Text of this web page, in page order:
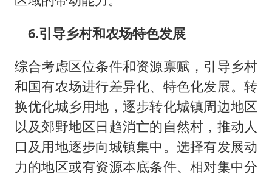
6.引导乡村和农场特色发展
综合考虑区位条件和资源禀赋，引导乡村
和国有农场进行差异化、特色化发展。转
换优化城乡用地，逐步转化城镇周边地区
以及郊野地区日趋消亡的自然村，推动人
口及用地逐步向城镇集中。选择有发展动
力的地区或有资源本底条件、相对集中分